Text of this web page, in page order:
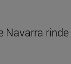
Navarra